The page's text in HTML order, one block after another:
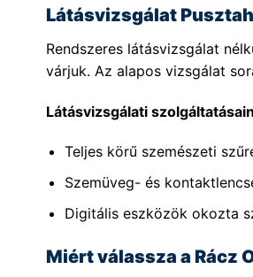
Látásvizsgálat
Rendszeres látásvizsgálat
várjuk. Az alapos vizsgálat
Látásvizsgálati
Teljes körű szemészeti
Szemüveg- és
Digitális eszközök okozta
Miért válassza a Rácz